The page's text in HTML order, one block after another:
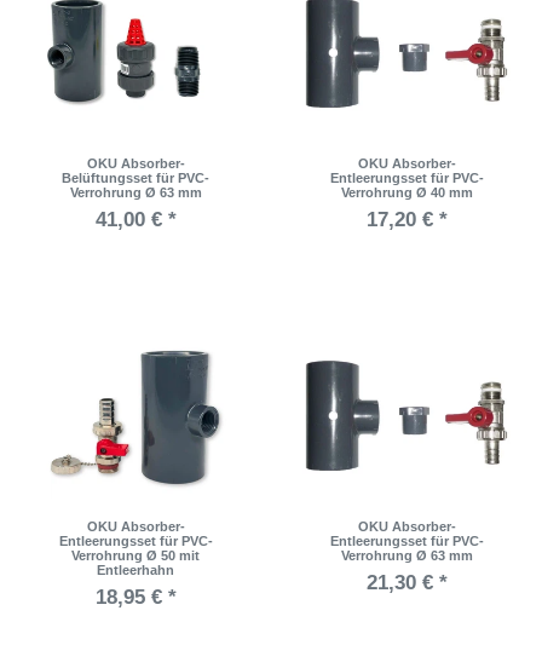
OKU Absorber-
Belüftungsset für PVC-
Verrohrung Ø 63 mm
41,00 € *
OKU Absorber-
Entleerungsset für PVC-
Verrohrung Ø 40 mm
17,20 € *
OKU Absorber-
Entleerungsset für PVC-
Verrohrung Ø 50 mit
Entleerhahn
18,95 € *
OKU Absorber-
Entleerungsset für PVC-
Verrohrung Ø 63 mm
21,30 € *